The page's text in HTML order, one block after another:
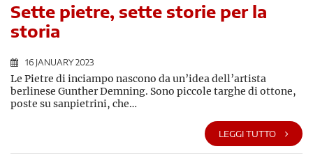
Sette pietre, sette storie per la
storia
16 JANUARY 2023
Le Pietre di inciampo nascono da un’idea dell’artista
berlinese Gunther Demning. Sono piccole targhe di ottone,
poste su sanpietrini, che…
LEGGI TUTTO